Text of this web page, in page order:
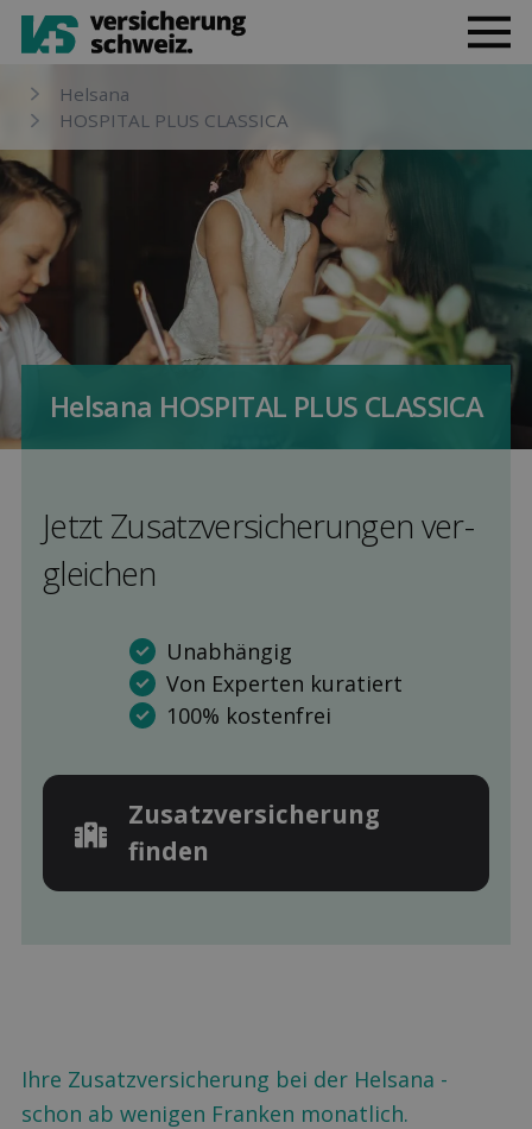
Helsana
HOSPITAL PLUS CLASSICA
Helsana HOSPITAL PLUS CLASSICA
Jetzt Zusatz­versicherungen ver­
gleichen
Unabhängig
Von Experten kuratiert
100% kostenfrei
Zusatz­versicherung
finden
Ihre Zusatzversicherung bei der Helsana -
schon ab wenigen Franken monatlich.